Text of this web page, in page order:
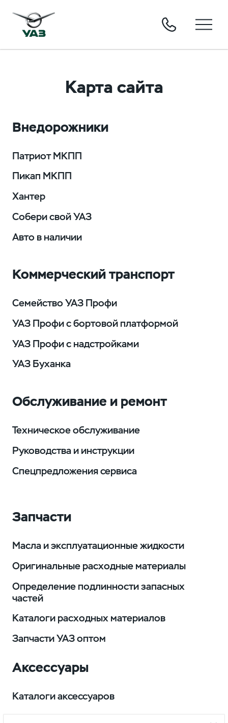
Карта сайта
Внедорожники
Патриот МКПП
Пикап МКПП
Хантер
Собери свой УАЗ
Авто в наличии
Коммерческий транспорт
Семейство УАЗ Профи
УАЗ Профи с бортовой платформой
УАЗ Профи с надстройками
УАЗ Буханка
Обслуживание и ремонт
Техническое обслуживание
Руководства и инструкции
Спецпредложения сервиса
Запчасти
Масла и эксплуатационные жидкости
Оригинальные расходные материалы
Определение подлинности запасных
частей
Каталоги расходных материалов
Запчасти УАЗ оптом
Аксессуары
Каталоги аксессуаров